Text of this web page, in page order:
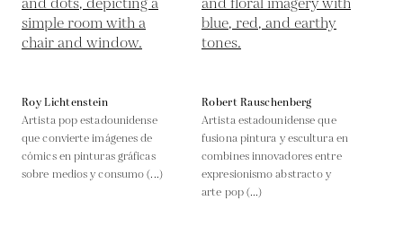
Roy Lichtenstein
Artista pop estadounidense
que convierte imágenes de
cómics en pinturas gráficas
sobre medios y consumo (...)
Robert Rauschenberg
Artista estadounidense que
fusiona pintura y escultura en
combines innovadores entre
expresionismo abstracto y
arte pop (...)